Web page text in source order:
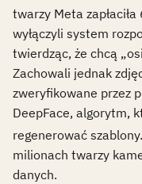
twarzy Meta
wyłączyli system
twierdząc, że chcą
Zachowali jednak
zweryfikowane przez
DeepFace, algorytm,
regenerować szablony.
milionach twarzy
danych.